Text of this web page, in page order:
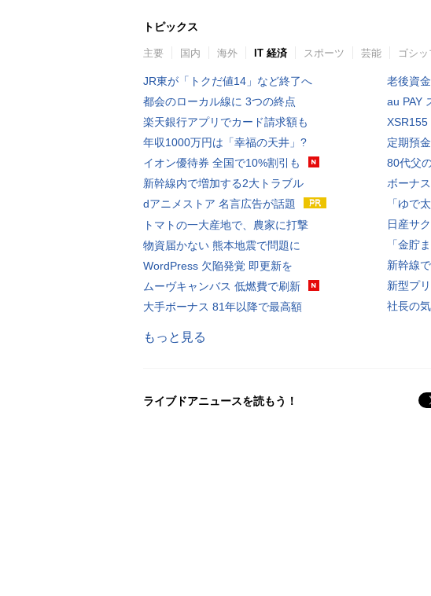
トピックス
主要 国内 海外 IT 経済 スポーツ 芸能 ゴシッ
JR東が「トクだ値14」など終了へ
都会のローカル線に 3つの終点
楽天銀行アプリでカード請求額も
年収1000万円は「幸福の天井」?
イオン優待券 全国で10%割引も
新幹線内で増加する2大トラブル
dアニメストア 名言広告が話題
トマトの一大産地で、農家に打撃
物資届かない 熊本地震で問題に
WordPress 欠陥発覚 即更新を
ムーヴキャンバス 低燃費で刷新
大手ボーナス 81年以降で最高額
老後資
au PAY
XSR155
定期預
80代父
ボーナ
「ゆで
日産サ
「金貯
新幹線
新型プ
社長の
もっと見る
ライブドアニュースを読もう！